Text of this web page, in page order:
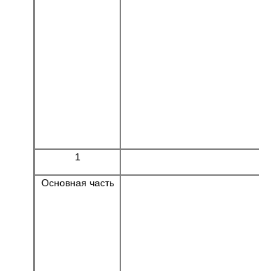
1
Основная часть